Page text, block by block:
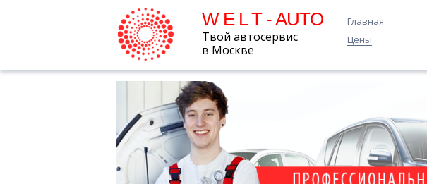
W E L T - AUTO
Твой автосервис
в Москве
Главная
Цены